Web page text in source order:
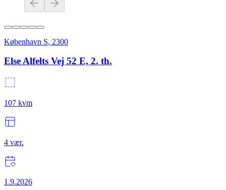
København S, 2300
Else Alfelts Vej 52 E, 2. th.
107 kvm
4 vær.
1.9.2026